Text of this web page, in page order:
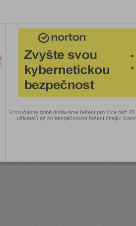
V současné době dodáváme řešení pro více než
uživatelů až po bezpečnostní řešení čítající